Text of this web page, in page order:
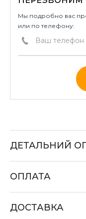
Мы подробно вас
или по телефону:
ДЕТАЛЬНИЙ
или при отправке
ОПЛАТА
ДОСТАВКА